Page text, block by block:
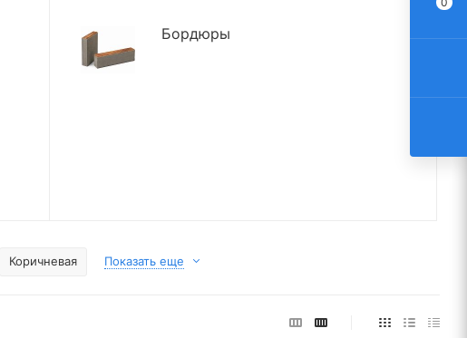
Бордюры
Коричневая Показать еще